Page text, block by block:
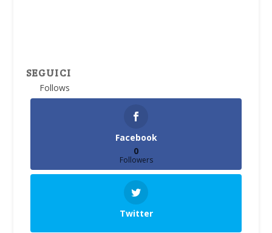
SEGUICI
Follows
Facebook
0
Followers
Twitter